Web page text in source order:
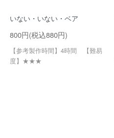
いない・いない・ベア
800円(税込880円)
【参考製作時間】4時間 【難易
度】★★★